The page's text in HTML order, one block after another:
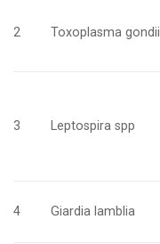
2 Toxoplasma gondii
3 Leptospira spp
4 Giardia lamblia